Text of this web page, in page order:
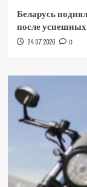
Беларусь
после
24.07.2026 0